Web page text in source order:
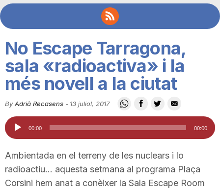
C
u
t
No Escape Tarragona,
sala «radioactiva» i la
més novell a la ciutat
By Adrià Recasens - 13 juliol, 2017
Reproductor
d'àudio
00:00 00:00
Ambientada en el terreny de les nuclears i lo
radioactiu… aquesta setmana al programa Plaça
Corsini hem anat a conèixer la Sala Escape Room